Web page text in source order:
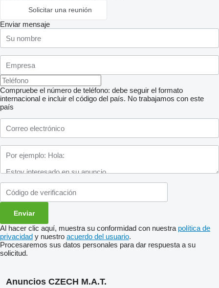
Solicitar una reunión
Enviar mensaje
Compruebe el número de teléfono: debe seguir el formato
internacional e incluir el código del país. No trabajamos con este
país
Al hacer clic aquí, muestra su conformidad con nuestra política de
privacidad y nuestro acuerdo del usuario.
Procesaremos sus datos personales para dar respuesta a su
solicitud.
Anuncios CZECH M.A.T.